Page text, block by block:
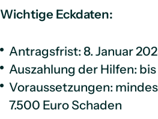
Wichtige Eckdaten:
Antragsfrist: 8. Januar
Auszahlung der Hilfen:
Voraussetzungen:
7.500 Euro Schaden